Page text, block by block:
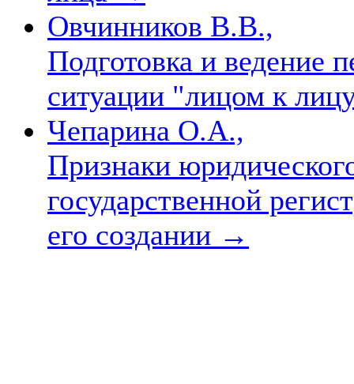
Овчинников В.В.,
Подготовка и ведение
ситуации "лицом к
Чепарина О.А.,
Признаки
государственной
его создании →